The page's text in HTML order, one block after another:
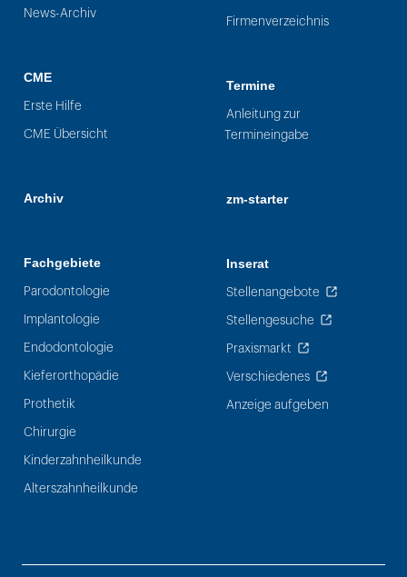
News-Archiv
CME
Erste Hilfe
CME Übersicht
Archiv
Fachgebiete
Parodontologie
Implantologie
Endodontologie
Kieferorthopädie
Prothetik
Chirurgie
Kinderzahnheilkunde
Alterszahnheilkunde
Firmenverzeichnis
Termine
Anleitung zur
Termineingabe
zm-starter
Inserat
Stellenangebote
Stellengesuche
Praxismarkt
Verschiedenes
Anzeige aufgeben